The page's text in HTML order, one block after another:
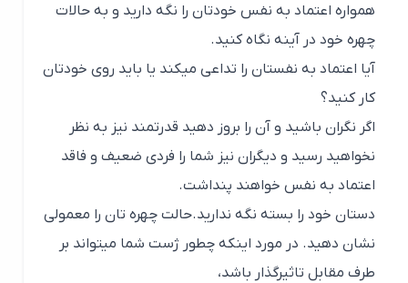
همواره اعتماد به نفس خودتان را نگه دارید و به حالات
چهره خود در آینه نگاه کنید.
آیا اعتماد به نفستان را تداعی میکند یا باید روی خودتان
کار کنید؟
اگر نگران باشید و آن را بروز دهید قدرتمند نیز به نظر
نخواهید رسید و دیگران نیز شما را فردی ضعیف و فاقد
اعتماد به نفس خواهند پنداشت.
دستان خود را بسته نگه ندارید.حالت چهره تان را معمولی
نشان دهید. در مورد اینکه چطور ژست شما میتواند بر
طرف مقابل تاثیرگذار باشد،